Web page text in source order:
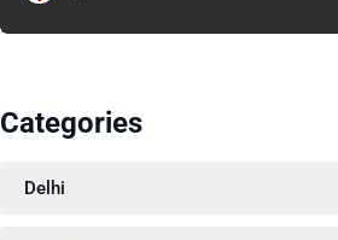
Categories
Delhi